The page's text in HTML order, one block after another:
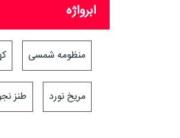
ابرواژه
منظومه شمسی
مریخ نورد طنز